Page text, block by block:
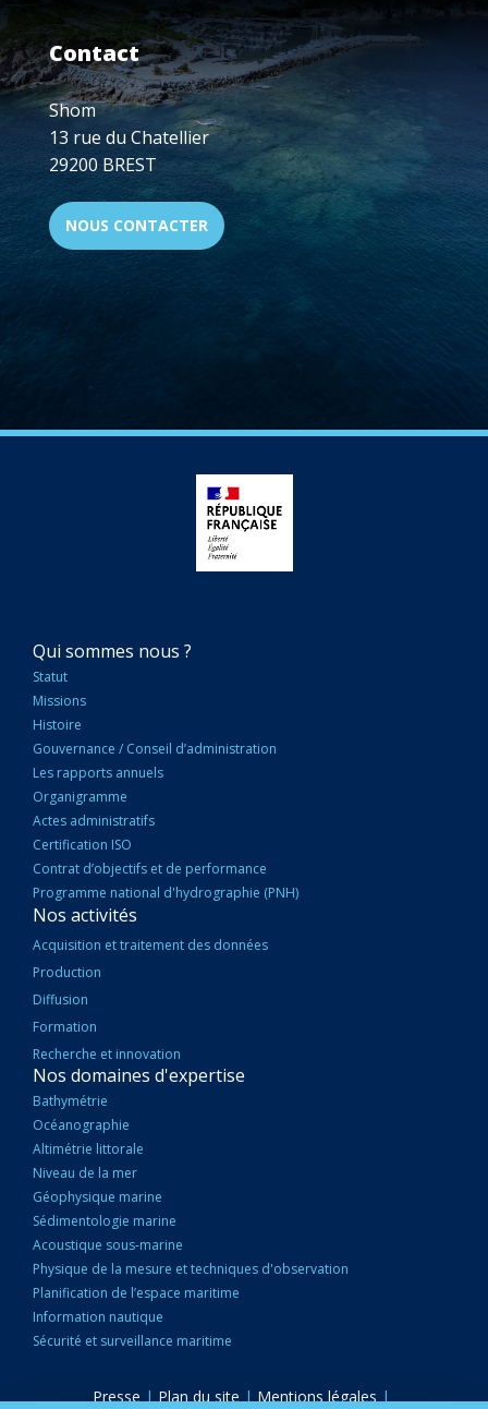
22
AU
24
SEPTEMBRE
2026
Contact
Shom
13 rue du Chatellier
29200 BREST
NOUS CONTACTER
NAVIGATION
PRINCIPALE
Qui sommes nous ?
Statut
Missions
Histoire
Gouvernance / Conseil d’administration
Les rapports annuels
Organigramme
Actes administratifs
Certification ISO
Contrat d’objectifs et de performance
Programme national d'hydrographie (PNH)
Nos activités
Acquisition et traitement des données
Production
Diffusion
Formation
Recherche et innovation
Nos domaines d'expertise
Bathymétrie
Océanographie
Altimétrie littorale
Niveau de la mer
Géophysique marine
Sédimentologie marine
Acoustique sous-marine
Physique de la mesure et techniques d'observation
Planification de l’espace maritime
Information nautique
Sécurité et surveillance maritime
Presse | Plan du site | Mentions légales |